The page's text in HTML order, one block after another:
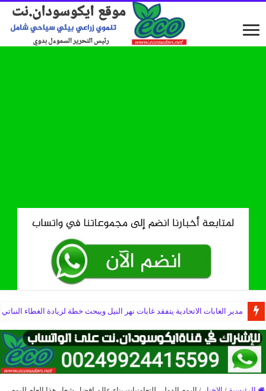
مدير الغابات الاتحادية يتفقد غابات نهر النيل ويبحث خطة لزيادة الغطاء النباتي